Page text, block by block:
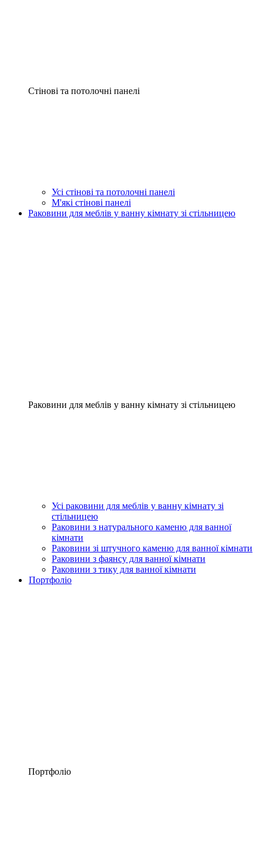
Стінові та потолочні панелі
Усі стінові та потолочні панелі
М'які стінові панелі
Раковини для меблів у ванну кімнату зі стільницею
Раковини для меблів у ванну кімнату зі стільницею
Усі раковини для меблів у ванну кімнату зі
стільницею
Раковини з натурального каменю для ванної
кімнати
Раковини зі штучного каменю для ванної кімнати
Раковини з фаянсу для ванної кімнати
Раковини з тику для ванної кімнати
Портфоліо
Портфоліо